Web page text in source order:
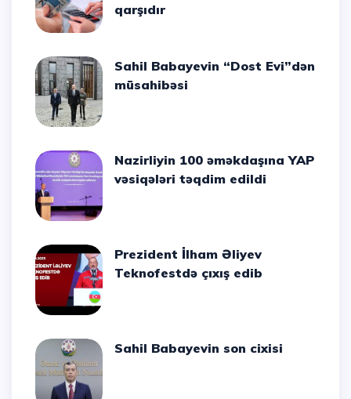
qarşıdır
Sahil Babayevin “Dost Evi”dən
müsahibəsi
Nazirliyin 100 əməkdaşına YAP
vəsiqələri təqdim edildi
Prezident İlham Əliyev
Teknofestdə çıxış edib
Sahil Babayevin son cixisi